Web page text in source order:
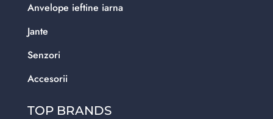
Anvelope ieftine iarna
Jante
Senzori
Accesorii
TOP BRANDS